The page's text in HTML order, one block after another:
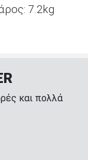
7.2kg
και πολλά